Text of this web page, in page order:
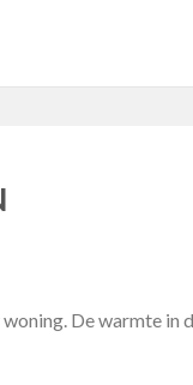
De warmte in